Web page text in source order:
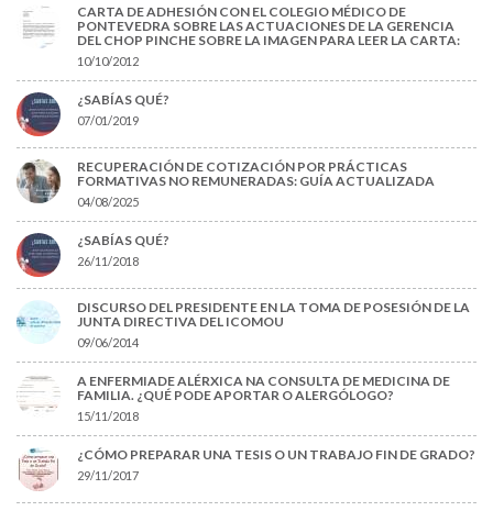
CARTA DE ADHESIÓN CON EL COLEGIO MÉDICO DE
PONTEVEDRA SOBRE LAS ACTUACIONES DE LA GERENCIA
DEL CHOP PINCHE SOBRE LA IMAGEN PARA LEER LA CARTA:
10/10/2012
¿SABÍAS QUÉ?
07/01/2019
RECUPERACIÓN DE COTIZACIÓN POR PRÁCTICAS
FORMATIVAS NO REMUNERADAS: GUÍA ACTUALIZADA
04/08/2025
¿SABÍAS QUÉ?
26/11/2018
DISCURSO DEL PRESIDENTE EN LA TOMA DE POSESIÓN DE LA
JUNTA DIRECTIVA DEL ICOMOU
09/06/2014
A ENFERMIADE ALÉRXICA NA CONSULTA DE MEDICINA DE
FAMILIA. ¿QUÉ PODE APORTAR O ALERGÓLOGO?
15/11/2018
¿CÓMO PREPARAR UNA TESIS O UN TRABAJO FIN DE GRADO?
29/11/2017